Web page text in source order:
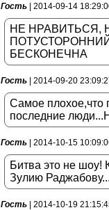
Гость | 2014-09-14
НЕ НРАВИТЬСЯ,
БЕСКОНЕЧНА
Гость | 2014-09-20
Самое плохое,что
последние
Гость | 2014-10-15
Битва это не шоу!
Зулию Раджабову...
Гость | 2014-10-19